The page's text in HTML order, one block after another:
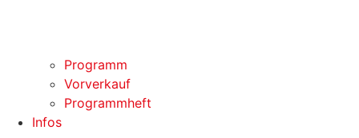
Programm
Vorverkauf
Programmheft
Infos